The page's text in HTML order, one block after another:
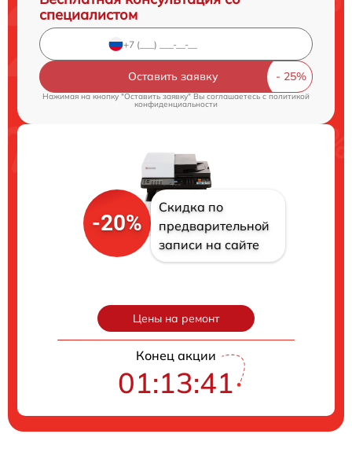
специалистом
Оставить заявку
Нажимая на кнопку "Оставить заявку" Вы соглашаетесь cполитикой
конфиденциальности
-20%
Скидка по
предварительной
записи на сайте
Цены на ремонт
Конец акции
01:13:41